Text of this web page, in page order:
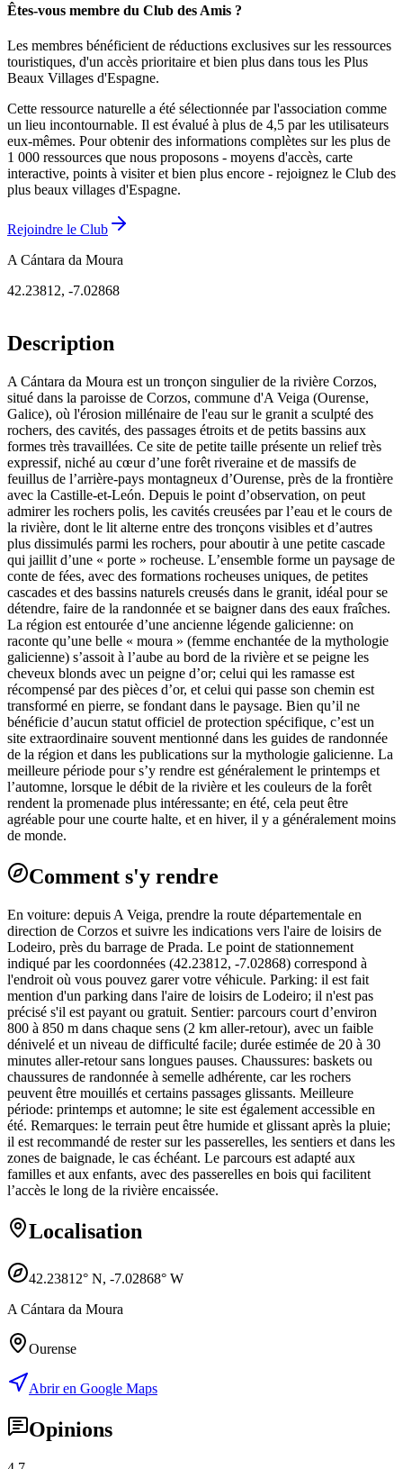
Êtes-vous membre du Club des Amis ?
Les membres bénéficient de réductions exclusives sur les ressources
touristiques, d'un accès prioritaire et bien plus dans tous les Plus
Beaux Villages d'Espagne.
Cette ressource naturelle a été sélectionnée par l'association comme
un lieu incontournable. Il est évalué à plus de 4,5 par les utilisateurs
eux-mêmes. Pour obtenir des informations complètes sur les plus de
1 000 ressources que nous proposons - moyens d'accès, carte
interactive, points à visiter et bien plus encore - rejoignez le Club des
plus beaux villages d'Espagne.
Rejoindre le Club
A Cántara da Moura
42.23812, -7.02868
Description
A Cántara da Moura est un tronçon singulier de la rivière Corzos,
situé dans la paroisse de Corzos, commune d'A Veiga (Ourense,
Galice), où l'érosion millénaire de l'eau sur le granit a sculpté des
rochers, des cavités, des passages étroits et de petits bassins aux
formes très travaillées. Ce site de petite taille présente un relief très
expressif, niché au cœur d’une forêt riveraine et de massifs de
feuillus de l’arrière-pays montagneux d’Ourense, près de la frontière
avec la Castille-et-León. Depuis le point d’observation, on peut
admirer les rochers polis, les cavités creusées par l’eau et le cours de
la rivière, dont le lit alterne entre des tronçons visibles et d’autres
plus dissimulés parmi les rochers, pour aboutir à une petite cascade
qui jaillit d’une « porte » rocheuse. L’ensemble forme un paysage de
conte de fées, avec des formations rocheuses uniques, de petites
cascades et des bassins naturels creusés dans le granit, idéal pour se
détendre, faire de la randonnée et se baigner dans des eaux fraîches.
La région est entourée d’une ancienne légende galicienne: on
raconte qu’une belle « moura » (femme enchantée de la mythologie
galicienne) s’assoit à l’aube au bord de la rivière et se peigne les
cheveux blonds avec un peigne d’or; celui qui les ramasse est
récompensé par des pièces d’or, et celui qui passe son chemin est
transformé en pierre, se fondant dans le paysage. Bien qu’il ne
bénéficie d’aucun statut officiel de protection spécifique, c’est un
site extraordinaire souvent mentionné dans les guides de randonnée
de la région et dans les publications sur la mythologie galicienne. La
meilleure période pour s’y rendre est généralement le printemps et
l’automne, lorsque le débit de la rivière et les couleurs de la forêt
rendent la promenade plus intéressante; en été, cela peut être
agréable pour une courte halte, et en hiver, il y a généralement moins
de monde.
Comment s'y rendre
En voiture: depuis A Veiga, prendre la route départementale en
direction de Corzos et suivre les indications vers l'aire de loisirs de
Lodeiro, près du barrage de Prada. Le point de stationnement
indiqué par les coordonnées (42.23812, -7.02868) correspond à
l'endroit où vous pouvez garer votre véhicule. Parking: il est fait
mention d'un parking dans l'aire de loisirs de Lodeiro; il n'est pas
précisé s'il est payant ou gratuit. Sentier: parcours court d’environ
800 à 850 m dans chaque sens (2 km aller-retour), avec un faible
dénivelé et un niveau de difficulté facile; durée estimée de 20 à 30
minutes aller-retour sans longues pauses. Chaussures: baskets ou
chaussures de randonnée à semelle adhérente, car les rochers
peuvent être mouillés et certains passages glissants. Meilleure
période: printemps et automne; le site est également accessible en
été. Remarques: le terrain peut être humide et glissant après la pluie;
il est recommandé de rester sur les passerelles, les sentiers et dans les
zones de baignade, le cas échéant. Le parcours est adapté aux
familles et aux enfants, avec des passerelles en bois qui facilitent
l’accès le long de la rivière encaissée.
Localisation
42.23812° N, -7.02868° W
A Cántara da Moura
Ourense
Abrir en Google Maps
Opinions